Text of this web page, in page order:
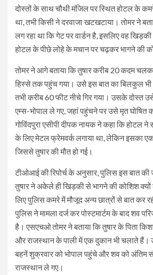
दोस्तों के साथ चौथी मंजिल पर स्थित होटल के कमरे
था, तभी किसी ने दरवाजा खटखटाया। तोमर ने
लग रहा था कि गेट पर वार्डन है, इसलिए वह
होटल के पीछे लोहे के मचान पर चढ़कर भागने की
तोमर ने आगे बताया कि तुषार करीब 20 कदम
हिस्से तक पहुंच गया। उसे इस बात का बिलकुल भी
तभी करीब 60 फीट नीचे गिर गया। उसके दोस्त
एम्स-भोपाल ले गए, जहां पहुंचने पर उसे मृत घोषित
गोविंदपुरा एसीपी दीपक नायक ने कहा कि होटल
के लिए मेटल फ्रेमवर्क लगाया था, लेकिन इसका
जिससे तुषार की मौत हो गई।
टीओआई की रिपोर्च के अनुसार, पुलिस इस बात की
तुषार ने अकेले ही खिड़की से भागने की कोशिश
लिए पुलिस कमरे में मौजूद अन्य छात्रों से बात कर
पुलिस ने मामला दर्ज कर पोस्टमार्टम के बाद शव
है। एसएचओ तोमर ने बताया कि तुषार के पिता
और राजस्थान के पाली में एक दुकान भी चलाते हैं।
बहनें शुक्रवार को भोपाल पहुंचे और शव को अंतिम
राजस्थान ले गए।